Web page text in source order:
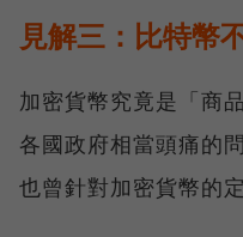
見解三：比特幣
加密貨幣究竟是「商
各國政府相當頭痛的
也曾針對加密貨幣的